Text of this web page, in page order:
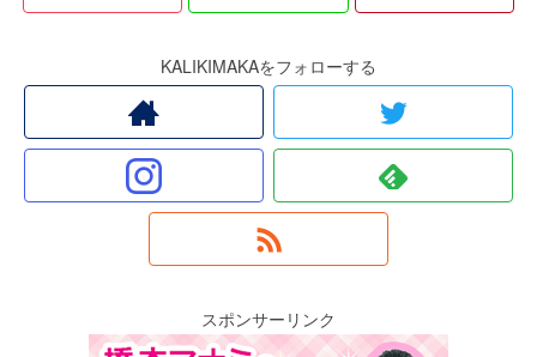
KALIKIMAKAをフォローする
スポンサーリンク